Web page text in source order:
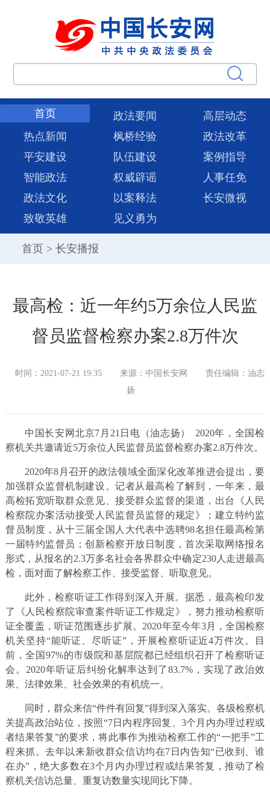
首页 政法要闻
高层动态
热点新闻
枫桥经验
政法改革
平安建设
队伍建设
案例指导
智能政法
权威辟谣
人事任免
政法文化
以案释法
长安微视
致敬英雄
见义勇为
首页 > 长安播报
最高检：近一年约5万余位人民监
督员监督检察办案2.8万件次
时间：2021-07-21 19:35 来源：中国长安网
责任编辑：油志
扬
中国长安网北京7月21日电（油志扬） 2020年，全国检
察机关共邀请近5万余位人民监督员监督检察办案2.8万件次。
2020年8月召开的政法领域全面深化改革推进会提出，要
加强群众监督机制建设。记者从最高检了解到，一年来，最
高检拓宽听取群众意见、接受群众监督的渠道，出台《人民
检察院办案活动接受人民监督员监督的规定》；建立特约监
督员制度，从十三届全国人大代表中选聘98名担任最高检第
一届特约监督员；创新检察开放日制度，首次采取网络报名
形式，从报名的2.3万多名社会各界群众中确定230人走进最高
检，面对面了解检察工作、接受监督、听取意见。
此外，检察听证工作得到深入开展。据悉，最高检印发
了《人民检察院审查案件听证工作规定》，努力推动检察听
证全覆盖，听证范围逐步扩展。2020年至今年3月，全国检察
机关坚持“能听证、尽听证”，开展检察听证近4万件次。目
前，全国97%的市级院和基层院都已经组织召开了检察听证
会。2020年听证后纠纷化解率达到了83.7%，实现了政治效
果、法律效果、社会效果的有机统一。
同时，群众来信“件件有回复”得到深入落实。各级检察机
关提高政治站位，按照“7日内程序回复、3个月内办理过程或
者结果答复”的要求，将此事作为推动检察工作的“一把手”工
程来抓。去年以来新收群众信访均在7日内告知“已收到、谁
在办”，绝大多数在3个月内办理过程或结果答复，推动了检
察机关信访总量、重复访数量实现同比下降。